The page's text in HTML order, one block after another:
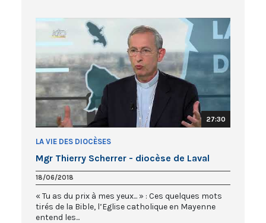
27:30
LA VIE DES DIOCÈSES
Mgr Thierry Scherrer - diocèse de Laval
18/06/2018
« Tu as du prix à mes yeux... » : Ces quelques mots
tirés de la Bible, l’Eglise catholique en Mayenne
entend les...